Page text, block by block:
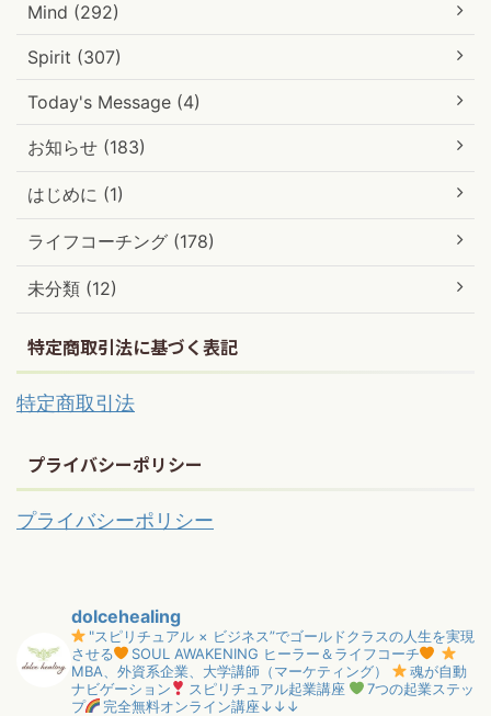
Mind (292)
Spirit (307)
Today's Message (4)
お知らせ (183)
はじめに (1)
ライフコーチング (178)
未分類 (12)
特定商取引法に基づく表記
特定商取引法
プライバシーポリシー
プライバシーポリシー
dolcehealing
"スピリチュアル × ビジネス”でゴールドクラスの人生を実現
させる
SOUL AWAKENING ヒーラー＆ライフコーチ
MBA、外資系企業、大学講師（マーケティング）
魂が自動
ナビゲーション
スピリチュアル起業講座
7つの起業ステッ
プ
完全無料オンライン講座↓↓↓